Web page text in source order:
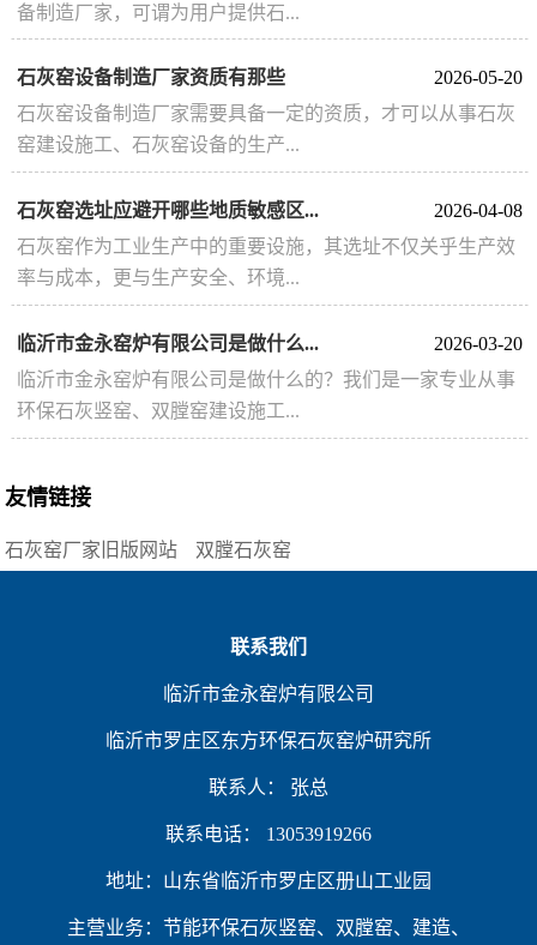
备制造厂家，可谓为用户提供石...
2026-05-20
石灰窑设备制造厂家资质有那些
石灰窑设备制造厂家需要具备一定的资质，才可以从事石灰
窑建设施工、石灰窑设备的生产...
2026-04-08
石灰窑选址应避开哪些地质敏感区...
石灰窑作为工业生产中的重要设施，其选址不仅关乎生产效
率与成本，更与生产安全、环境...
2026-03-20
临沂市金永窑炉有限公司是做什么...
临沂市金永窑炉有限公司是做什么的？我们是一家专业从事
环保石灰竖窑、双膛窑建设施工...
友情链接
石灰窑厂家旧版网站 双膛石灰窑
联系我们
临沂市金永窑炉有限公司
临沂市罗庄区东方环保石灰窑炉研究所
联系人： 张总
联系电话： 13053919266
地址：山东省临沂市罗庄区册山工业园
主营业务：节能环保石灰竖窑、双膛窑、建造、